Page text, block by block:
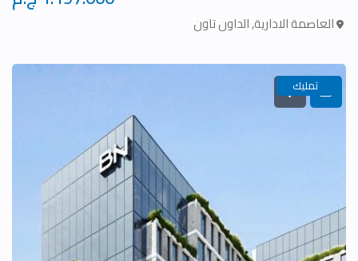
العاصمة الادارية,الداون تاون
تمليك